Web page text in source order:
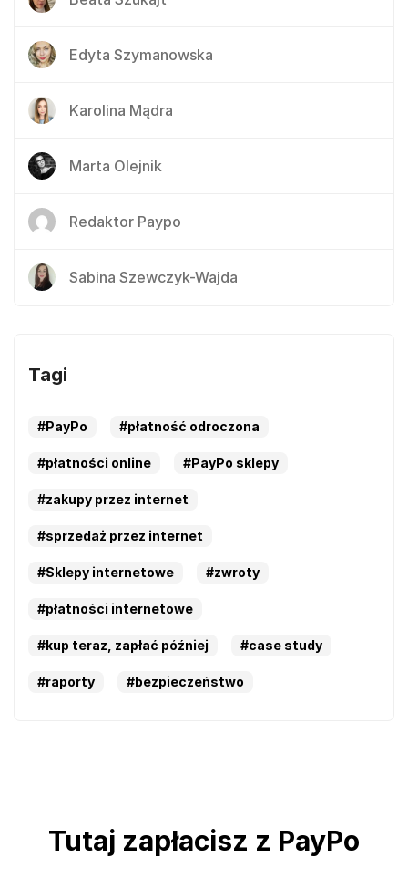
Edyta Szymanowska
Karolina Mądra
Marta Olejnik
Redaktor Paypo
Sabina Szewczyk-Wajda
Tagi
#PayPo #płatność odroczona
#płatności online #PayPo sklepy
#zakupy przez internet
#sprzedaż przez internet
#Sklepy internetowe #zwroty
#płatności internetowe
#kup teraz, zapłać później #case study
#raporty #bezpieczeństwo
Tutaj zapłacisz z PayPo